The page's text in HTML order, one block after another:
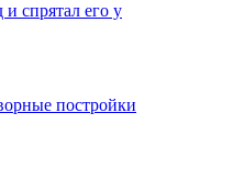
спрятал его у
постройки